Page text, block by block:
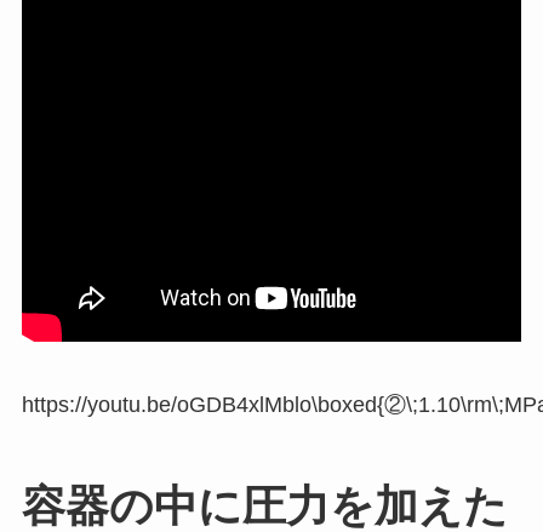
https://youtu.be/
容器の中に圧力を加えた